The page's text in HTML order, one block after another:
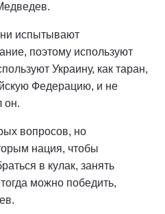
испытывают
поэтому используют
Украину, как таран,
Федерацию, и не
он.
вопросов, но
нация, чтобы
в кулак, занять
можно победить,